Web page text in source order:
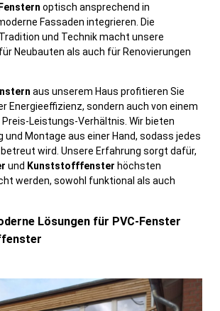
optisch ansprechend in
Fassaden integrieren. Die
und Technik macht unsere
Neubauten als auch für Renovierungen
aus unserem Haus profitieren Sie
Energieeffizienz, sondern auch von einem
Leistungs-Verhältnis. Wir bieten
und Montage aus einer Hand, sodass jedes
wird. Unsere Erfahrung sorgt dafür,
und Kunststofffenster höchsten
werden, sowohl funktional als auch
Lösungen für PVC-Fenster